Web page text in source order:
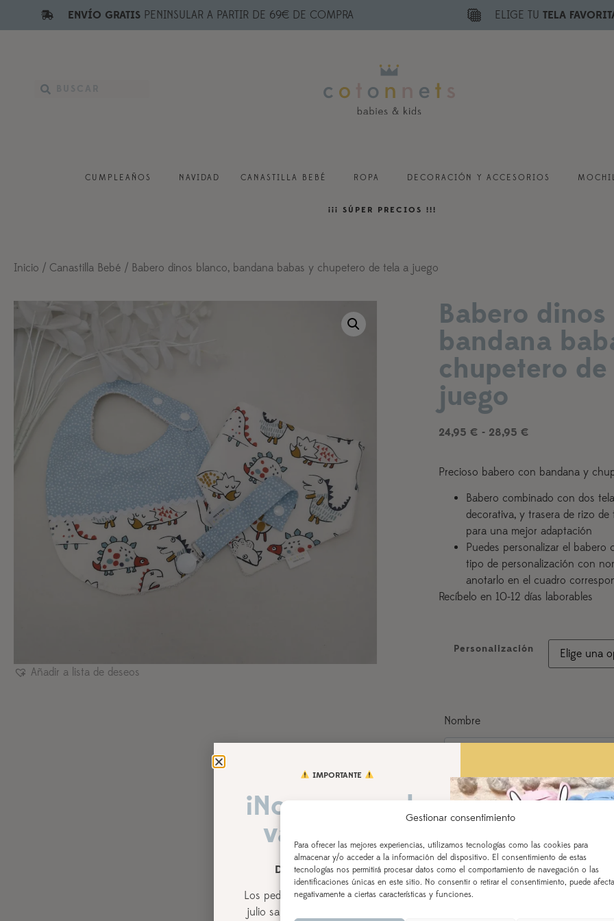
Gestionar consentimiento
Para ofrecer las mejores experiencias, utilizamos tecnologías como las cookies para
almacenar y/o acceder a la información del dispositivo. El consentimiento de estas
tecnologías nos permitirá procesar datos como el comportamiento de navegación o las
identificaciones únicas en este sitio. No consentir o retirar el consentimiento, puede
negativamente a ciertas características y funciones.
ENVÍO GRATISPENINSULAR A PARTIR DE 69€ DE COMPRA ELIGE TU TELA
CUMPLEAÑOS NAVIDAD CANASTILLA BEBÉ ROPA DECORACIÓN Y ACCESORIOS
¡¡¡ SÚPER PRECIOS !!!
Inicio / Canastilla Bebé / Babero dinos blanco, bandana babas y chupetero de tela a juego
Añadir a lista de deseos
Babero
bandana
chupetero
juego
24,95 € - 28,95 €
Precioso babero con bandana y
Babero combinado con dos
decorativa, y trasera de rizo de
para una mejor adaptación
Puedes personalizar el babero
tipo de personalización con
anotarlo en el cuadro
Recíbelo en 10-12 días laborables
Personalización
Nombre
Observaciones
AÑADIR AL CARRITO
IMPORTANTE
¡Nos vamos de
vacaciones!
DEL 3 AL 21 DE AGOSTO
Los pedidos realizados a partir del 28 de
julio saldrán,